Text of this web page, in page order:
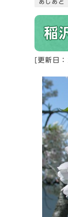
あしあと
稲
[更新日：